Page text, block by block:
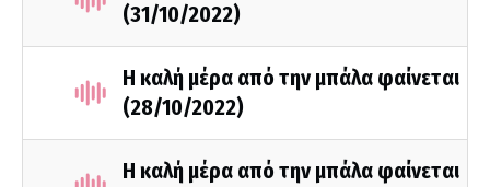
(31/10/2022)
Η καλή μέρα από την μπάλα φαίνεται
(28/10/2022)
Η καλή μέρα από την μπάλα φαίνεται